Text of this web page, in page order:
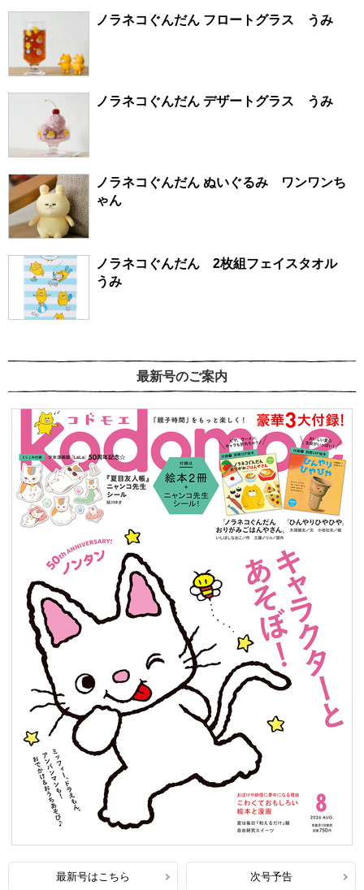
ノラネコぐんだん フロートグラス うみ
ノラネコぐんだん デザートグラス うみ
ノラネコぐんだん ぬいぐるみ ワンワンち
ゃん
ノラネコぐんだん 2枚組フェイスタオル
うみ
最新号のご案内
最新号はこちら 次号予告